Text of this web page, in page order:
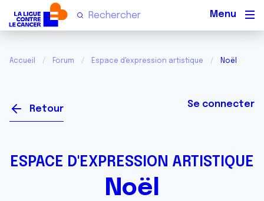
Accueil Forum Espace d'expression artistique Noël
Retour Se connecter
ESPACE D'EXPRESSION ARTISTIQUE
Noël